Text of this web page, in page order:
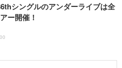
シングルのアンダーライブは全
ー開催！